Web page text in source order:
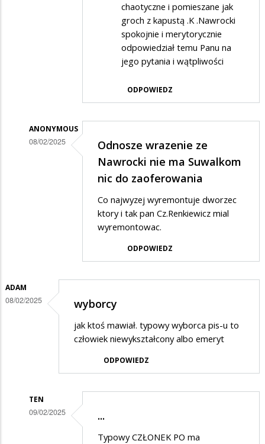
chaotyczne i pomieszane jak
groch z kapustą .K .Nawrocki
spokojnie i merytorycznie
odpowiedział temu Panu na
jego pytania i wątpliwości
ODPOWIEDZ
ANONYMOUS
08/02/2025
żołnierza
Odnosze wrazenie ze
Nawrocki nie ma Suwalkom
nic do zaoferowania
Co najwyzej wyremontuje dworzec
ktory i tak pan Cz.Renkiewicz mial
wyremontowac.
ODPOWIEDZ
ADAM
08/02/2025 wyborcy
jak ktoś mawiał. typowy wyborca pis-u to
człowiek niewykształcony albo emeryt
ODPOWIEDZ
TEN
09/02/2025 ...
Typowy CZŁONEK PO ma